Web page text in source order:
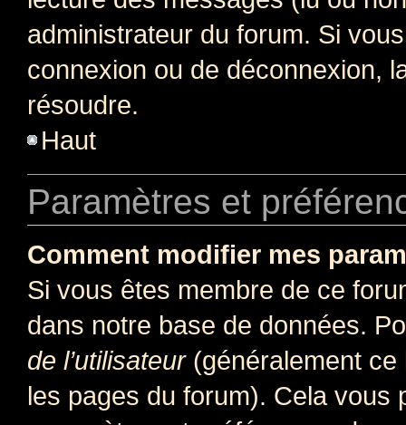
administrateur du forum. Si
connexion ou de déconnexion,
résoudre.
Haut
Paramètres et
Comment modifier mes
Si vous êtes membre de ce
dans notre base de données.
de l’utilisateur(généralement ce
les pages du forum). Cela vous